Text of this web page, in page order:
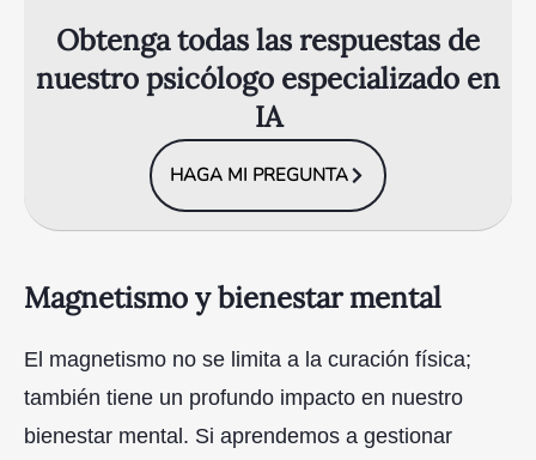
Obtenga todas las respuestas de
nuestro psicólogo especializado en
IA
HAGA MI PREGUNTA
Magnetismo y bienestar mental
El magnetismo no se limita a la curación física;
también tiene un profundo impacto en nuestro
bienestar mental. Si aprendemos a gestionar